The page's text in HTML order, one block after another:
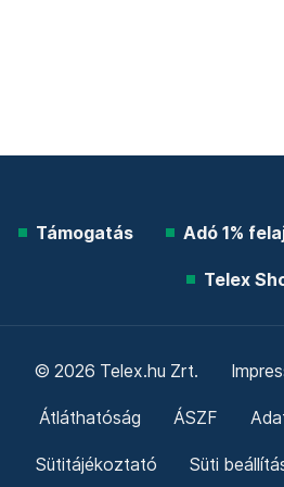
Támogatás Adó 1%
Telex
© 2026 Telex.hu Zrt.
Átláthatóság ÁSZF
Sütitájékoztató Süti